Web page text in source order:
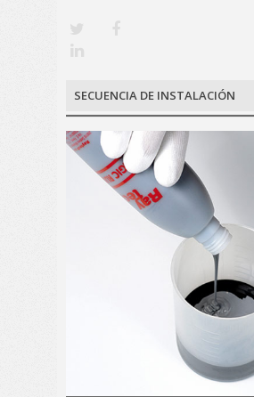
SECUENCIA DE INSTALACIÓN